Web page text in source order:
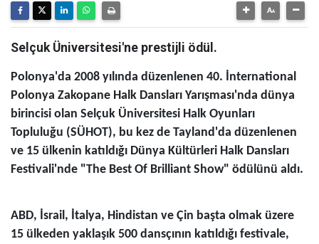
Selçuk Üniversitesi'ne prestijli ödül.
Polonya'da 2008 yılında düzenlenen 40. İnternational
Polonya Zakopane Halk Dansları Yarışması'nda dünya
birincisi olan Selçuk Üniversitesi Halk Oyunları
Topluluğu (SÜHOT), bu kez de Tayland'da düzenlenen
ve 15 ülkenin katıldığı Dünya Kültürleri Halk Dansları
Festivali'nde "The Best Of Brilliant Show" ödülünü aldı.
ABD, İsrail, İtalya, Hindistan ve Çin başta olmak üzere
15 ülkeden yaklaşık 500 dansçının katıldığı festivale,